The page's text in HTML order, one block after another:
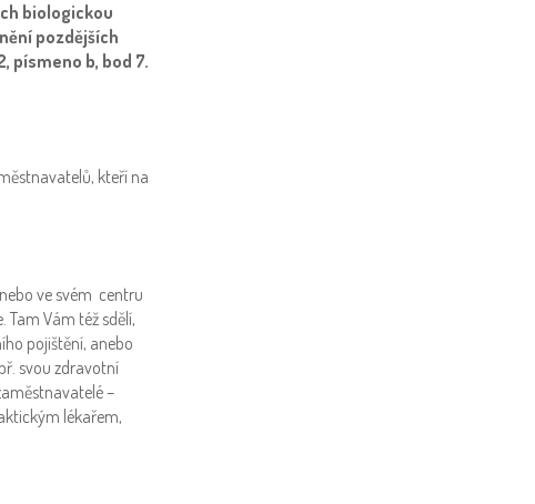
biologickou
pozdějších
písmeno b, bod 7.
kteří na
ve svém centru
Vám též sdělí,
pojištění, anebo
svou zdravotní
–
lékařem,